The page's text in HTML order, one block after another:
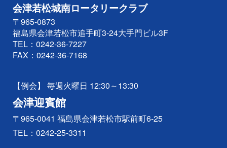
会津若松城南ロータリークラブ
〒965-0873
福島県会津若松市追手町3-24大手門ビル3F
TEL： 0242-36-7227
FAX：0242-36-7168
【例会】 毎週火曜日 12:30～13:30
会津迎賓館
〒965-0041 福島県会津若松市駅前町6-25
TEL： 0242-25-3311